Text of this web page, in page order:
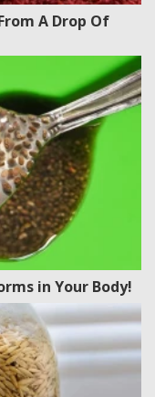
A Drop Of
in Your Body!